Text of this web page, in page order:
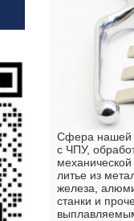
Сфера нашей
с ЧПУ,
литье из
железа,
станки и